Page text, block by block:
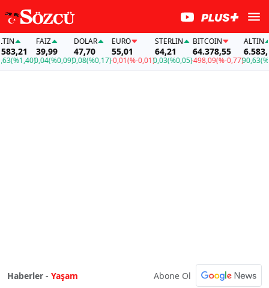
FAİZ
39,99
0,04(%0,09)
DOLAR
47,70
0,08(%0,17)
EURO
55,01
-0,01(%-0,01)
STERLIN
64,21
0,03(%0,05)
BITCOIN
64.378,55
-498,09(%-0,77)
ALTIN
6.583,21
90,63
Haberler - Yaşam Abone Ol